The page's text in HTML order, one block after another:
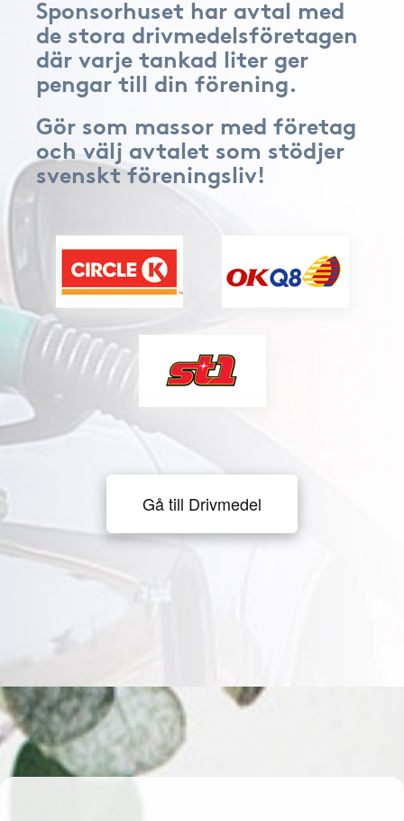
Sponsorhuset har avtal med
de stora drivmedelsföretagen
där varje tankad liter ger
pengar till din förening.
Gör som massor med företag
och välj avtalet som stödjer
svenskt föreningsliv!
Gå till Drivmedel